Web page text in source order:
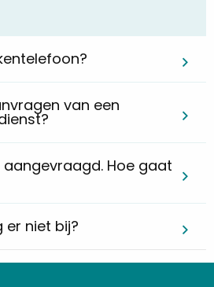
van een
aangevraagd. Hoe gaat
niet bij?